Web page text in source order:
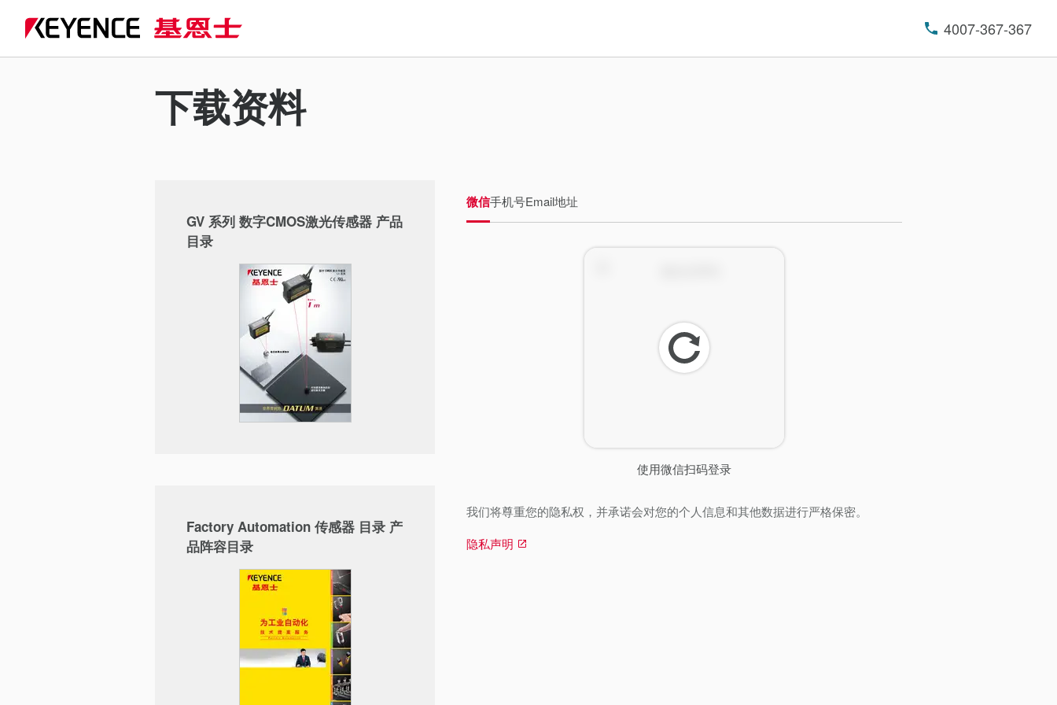
4007-367-367
下载资料
GV 系列 数字CMOS激光传感器 产品
目录
Factory Automation 传感器 目录 产
品阵容目录
微信手机号Email地址
使用微信扫码登录
刷
新
我们将尊重您的隐私权，并承诺会对您的个人信息和其他数据进行严格保密。
隐私声明